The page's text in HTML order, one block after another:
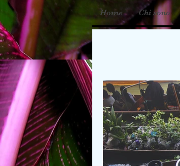
Home Chi sono